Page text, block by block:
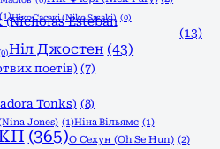
(1)Ніко Сасакі (Niko Sasaki) (0)
(Nicholas Esteban
(13)
Ніл Джостен (43)
поетів) (7)
Tonks) (8)
Jones) (1)Ніна Вільямс (1)
(365)О Сехун (Oh Se Hun) (2)